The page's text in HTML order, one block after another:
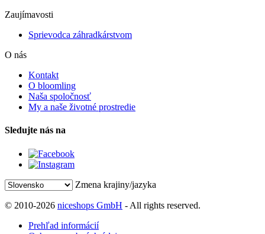
Zaujímavosti
Sprievodca záhradkárstvom
O nás
Kontakt
O bloomling
Naša spoločnosť
My a naše životné prostredie
Sledujte nás na
Zmena krajiny/jazyka
© 2010-2026 niceshops GmbH - All rights reserved.
Prehľad informácií